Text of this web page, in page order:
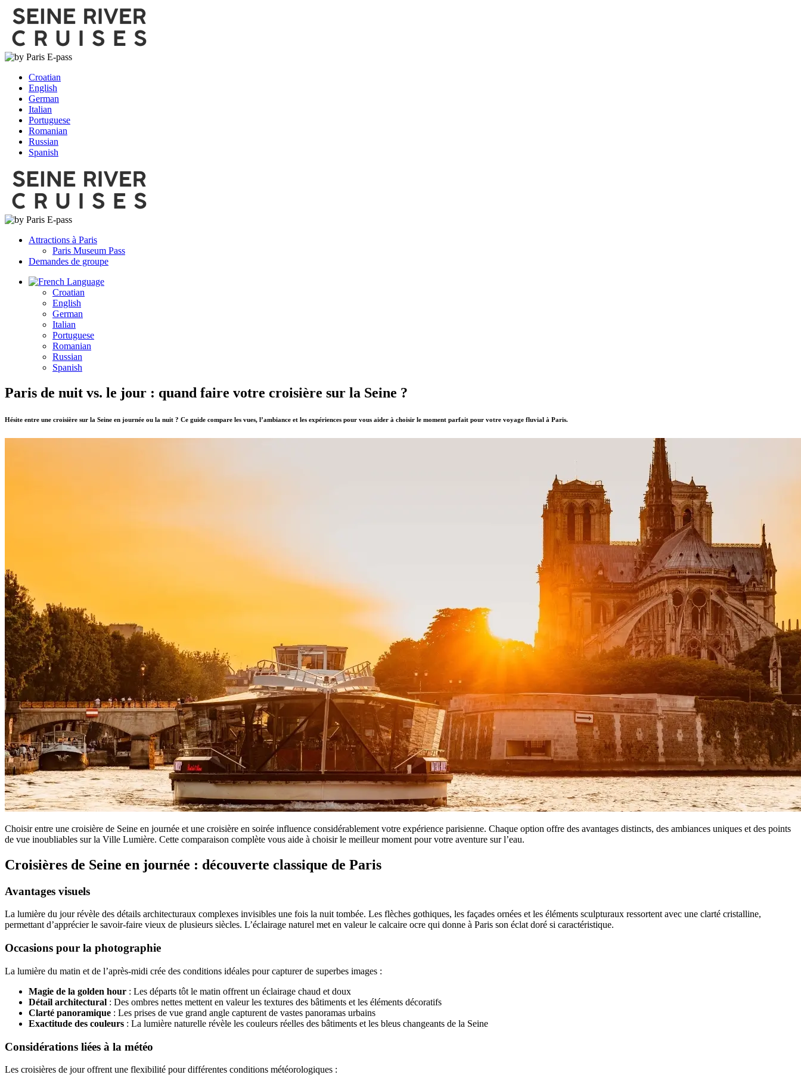
Croatian
English
German
Italian
Portuguese
Romanian
Russian
Spanish
Attractions à Paris
Paris Museum Pass
Demandes de groupe
Language
Croatian
English
German
Italian
Portuguese
Romanian
Russian
Spanish
Paris de nuit vs. le jour : quand faire votre croisière sur la Seine ?
Hésite entre une croisière sur la Seine en journée ou la nuit ? Ce guide compare les vues, l’ambiance et les expériences pour vous aider à choisir le moment parfait pour votre voyage fluvial à Paris.
Choisir entre une croisière de Seine en journée et une croisière en soirée influence considérablement votre expérience parisienne. Chaque option offre des avantages distincts, des ambiances uniques et des points
de vue inoubliables sur la Ville Lumière. Cette comparaison complète vous aide à choisir le meilleur moment pour votre aventure sur l’eau.
Croisières de Seine en journée : découverte classique de Paris
Avantages visuels
La lumière du jour révèle des détails architecturaux complexes invisibles une fois la nuit tombée. Les flèches gothiques, les façades ornées et les éléments sculpturaux ressortent avec une clarté cristalline,
permettant d’apprécier le savoir-faire vieux de plusieurs siècles. L’éclairage naturel met en valeur le calcaire ocre qui donne à Paris son éclat doré si caractéristique.
Occasions pour la photographie
La lumière du matin et de l’après-midi crée des conditions idéales pour capturer de superbes images :
Magie de la golden hour : Les départs tôt le matin offrent un éclairage chaud et doux
Détail architectural : Des ombres nettes mettent en valeur les textures des bâtiments et les éléments décoratifs
Clarté panoramique : Les prises de vue grand angle capturent de vastes panoramas urbains
Exactitude des couleurs : La lumière naturelle révèle les couleurs réelles des bâtiments et les bleus changeants de la Seine
Considérations liées à la météo
Les croisières de jour offrent une flexibilité pour différentes conditions météorologiques :